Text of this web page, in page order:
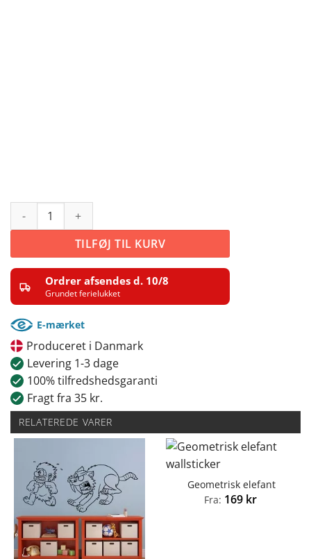
Zebra med stregkode antal
TILFØJ TIL KURV
Ordrer afsendes d. 10/8
Grundet ferielukket
E-mærket
Produceret i Danmark
Levering 1-3 dage
100% tilfredshedsgaranti
Fragt fra 35 kr.
RELATEREDE VARER
Geometrisk elefant
Fra: 169 kr